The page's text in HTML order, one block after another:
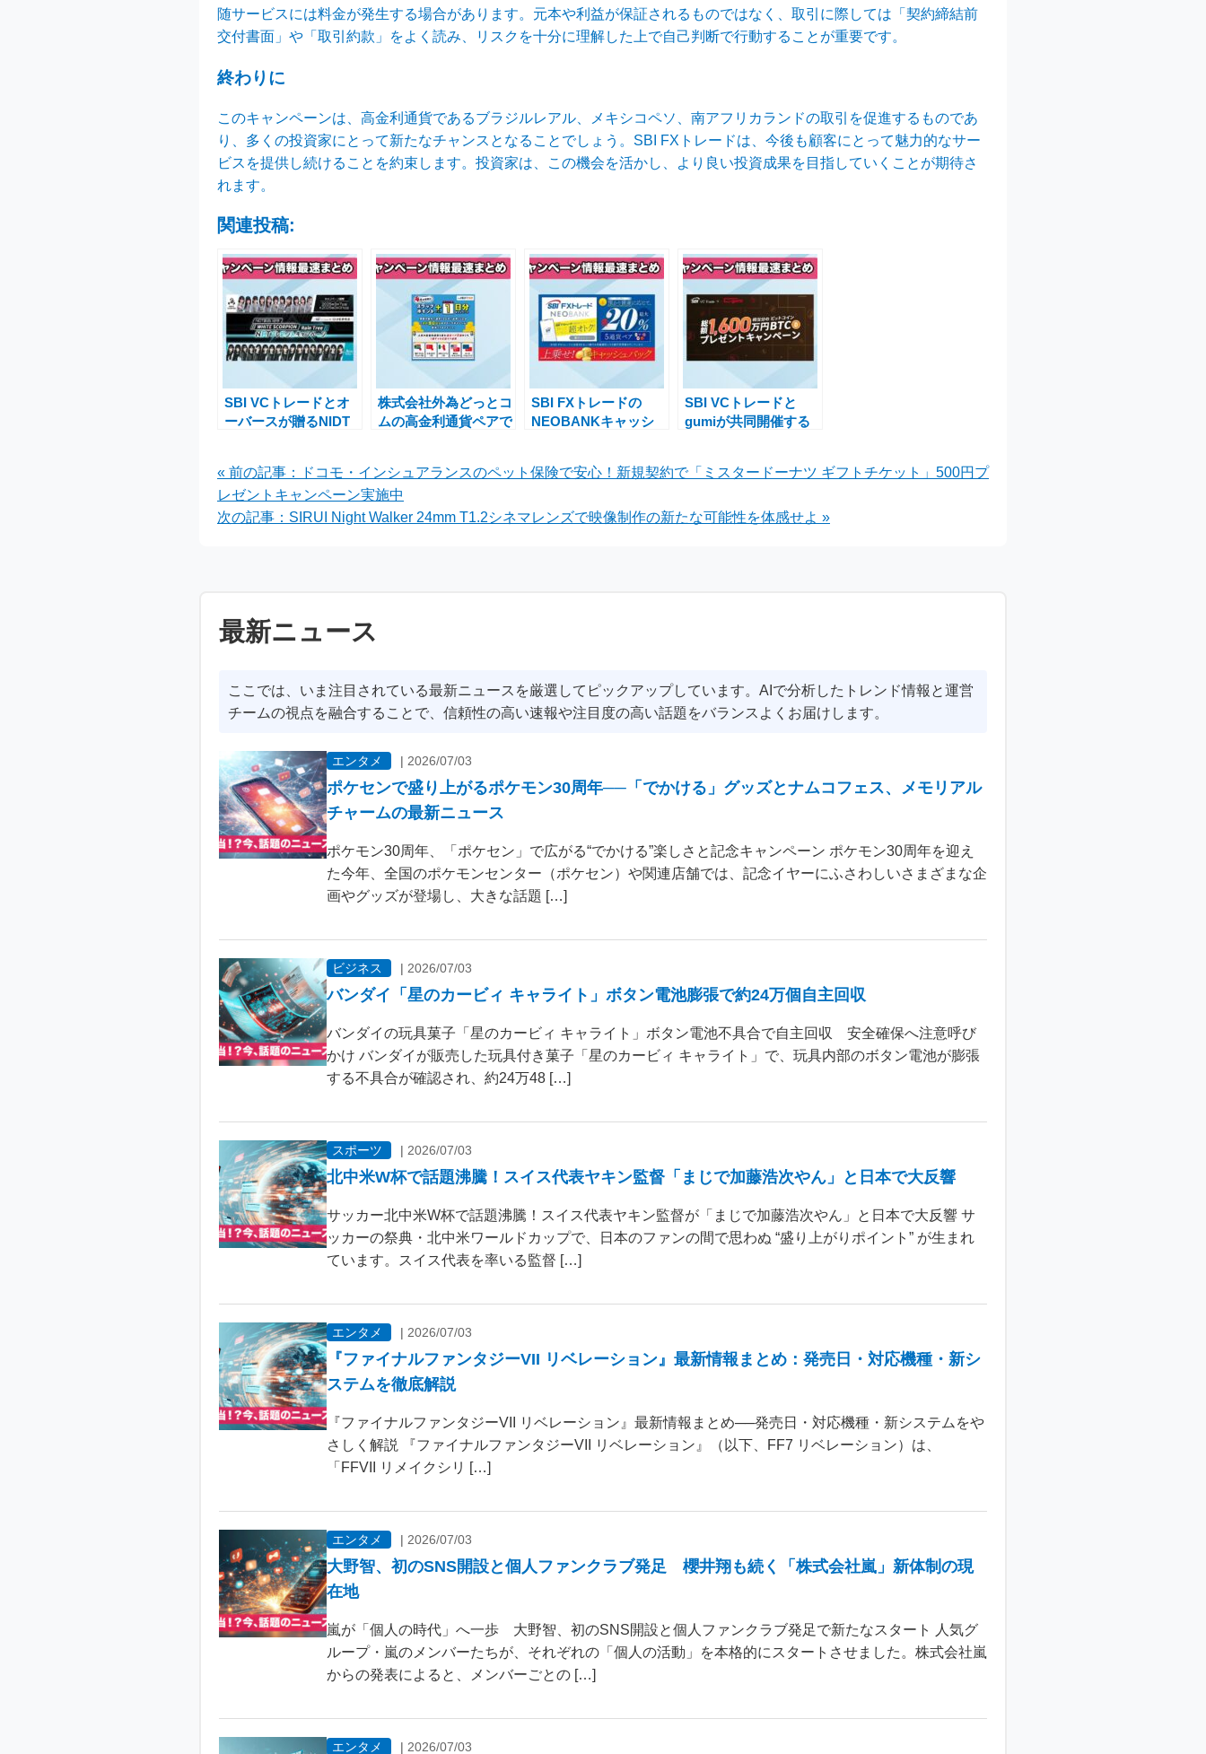
随サービスには料金が発生する場合があります。元本や利益が保証されるものではなく、取引に際しては「契約締結前
交付書面」や「取引約款」をよく読み、リスクを十分に理解した上で自己判断で行動することが重要です。
終わりに
このキャンペーンは、高金利通貨であるブラジルレアル、メキシコペソ、南アフリカランドの取引を促進するものであ
り、多くの投資家にとって新たなチャンスとなることでしょう。SBI FXトレードは、今後も顧客にとって魅力的なサー
ビスを提供し続けることを約束します。投資家は、この機会を活かし、より良い投資成果を目指していくことが期待さ
れます。
関連投稿:
SBI VCトレードとオ
ーバースが贈るNIDT
開催
株式会社外為どっとコ
ムの高金利通貨ペアで
施中
SBI FXトレードの
NEOBANKキャッシ
験しよう
SBI VCトレードと
gumiが共同開催する
« 前の記事：ドコモ・インシュアランスのペット保険で安心！新規契約で「ミスタードーナツ ギフトチケット」500円プ
レゼントキャンペーン実施中
次の記事：SIRUI Night Walker 24mm T1.2シネマレンズで映像制作の新たな可能性を体感せよ »
最新ニュース
ここでは、いま注目されている最新ニュースを厳選してピックアップしています。AIで分析したトレンド情報と運営
チームの視点を融合することで、信頼性の高い速報や注目度の高い話題をバランスよくお届けします。
エンタメ | 2026/07/03
ポケセンで盛り上がるポケモン30周年──「でかける」グッズとナムコフェス、メモリアル
チャームの最新ニュース
ポケモン30周年、「ポケセン」で広がる“でかける”楽しさと記念キャンペーン ポケモン30周年を迎え
た今年、全国のポケモンセンター（ポケセン）や関連店舗では、記念イヤーにふさわしいさまざまな企
画やグッズが登場し、大きな話題 […]
ビジネス | 2026/07/03
バンダイ「星のカービィ キャライト」ボタン電池膨張で約24万個自主回収
バンダイの玩具菓子「星のカービィ キャライト」ボタン電池不具合で自主回収 安全確保へ注意呼び
かけ バンダイが販売した玩具付き菓子「星のカービィ キャライト」で、玩具内部のボタン電池が膨張
する不具合が確認され、約24万48 […]
スポーツ | 2026/07/03
北中米W杯で話題沸騰！スイス代表ヤキン監督「まじで加藤浩次やん」と日本で大反響
サッカー北中米W杯で話題沸騰！スイス代表ヤキン監督が「まじで加藤浩次やん」と日本で大反響 サ
ッカーの祭典・北中米ワールドカップで、日本のファンの間で思わぬ “盛り上がりポイント” が生まれ
ています。スイス代表を率いる監督 […]
エンタメ | 2026/07/03
『ファイナルファンタジーVII リベレーション』最新情報まとめ：発売日・対応機種・新シ
ステムを徹底解説
『ファイナルファンタジーVII リベレーション』最新情報まとめ──発売日・対応機種・新システムをや
さしく解説 『ファイナルファンタジーVII リベレーション』（以下、FF7 リベレーション）は、
「FFVII リメイクシリ […]
エンタメ | 2026/07/03
大野智、初のSNS開設と個人ファンクラブ発足 櫻井翔も続く「株式会社嵐」新体制の現
在地
嵐が「個人の時代」へ一歩 大野智、初のSNS開設と個人ファンクラブ発足で新たなスタート 人気グ
ループ・嵐のメンバーたちが、それぞれの「個人の活動」を本格的にスタートさせました。株式会社嵐
からの発表によると、メンバーごとの […]
エンタメ | 2026/07/03